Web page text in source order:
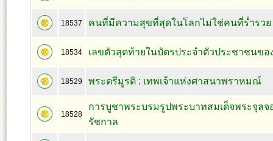
18537 คนที่มีความสุขที่สุดในโลกไม่ใช่คนที่ร่ำรวย
18534 เลขตัวสุดท้ายในบัตรประจำตัวประชาชนข
18529 พระตรีมูรติ : เทพเจ้าแห่งศาสนาพราหมณ์
18528
การบูชาพระบรมรูปพระบาทสมเด็จพระจุลจ
รัชกาล